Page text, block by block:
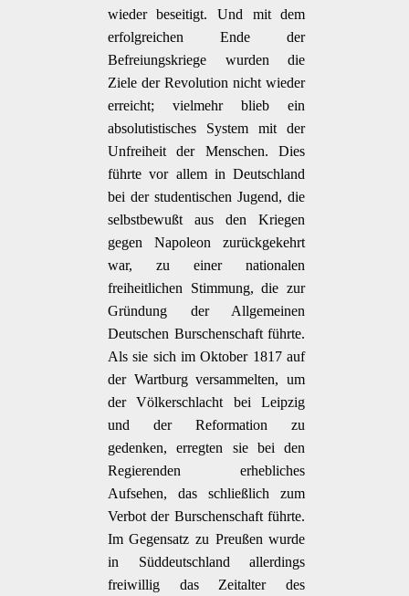
wieder beseitigt. Und mit dem
erfolgreichen Ende der
Befreiungskriege wurden die
Ziele der Revolution nicht wieder
erreicht; vielmehr blieb ein
absolutistisches System mit der
Unfreiheit der Menschen. Dies
führte vor allem in Deutschland
bei der studentischen Jugend, die
selbstbewußt aus den Kriegen
gegen Napoleon zurückgekehrt
war, zu einer nationalen
freiheitlichen Stimmung, die zur
Gründung der Allgemeinen
Deutschen Burschenschaft führte.
Als sie sich im Oktober 1817 auf
der Wartburg versammelten, um
der Völkerschlacht bei Leipzig
und der Reformation zu
gedenken, erregten sie bei den
Regierenden erhebliches
Aufsehen, das schließlich zum
Verbot der Burschenschaft führte.
Im Gegensatz zu Preußen wurde
in Süddeutschland allerdings
freiwillig das Zeitalter des